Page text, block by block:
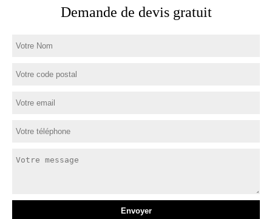
Demande de devis gratuit